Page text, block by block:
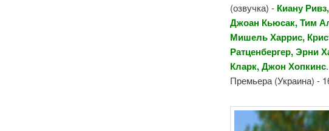
(озвучка) - Киану
Джоан Кьюсак, Тим
Мишель Харрис,
Ратценбергер, Эрни
Кларк, Джон Хопкинс
Премьера (Украина) -